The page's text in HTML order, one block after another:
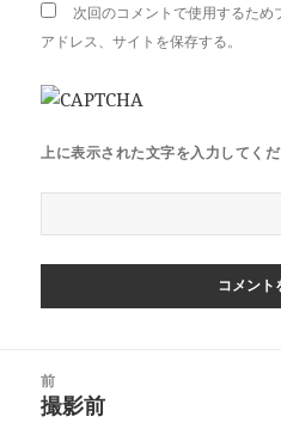
次回のコメントで使用するた
アドレス、サイトを保存する。
上に表示された文字を入力してくだ
前
前
撮影前